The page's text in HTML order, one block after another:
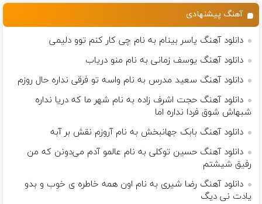
آهنگ پیشنهادی
دانلود آهنگ یاسر بینام به نام چی کار کنم توو دلیمی
دانلود آهنگ یوسف زمانی به نام منو دریاب
دانلود آهنگ سعید مدرس به نام واسه تو فرقی نداره حال روزم
دانلود آهنگ حجت اشرف زاده به نام شهر ما که دریا نداره
شبهاش شوق فردا نداره اما
دانلود آهنگ بابک جهانبخش به نام آروزم نقش بر آبه
دانلود آهنگ حسین توکلی به نام عالمو آدم می‌دونن که من
رفیق شیشتم
دانلود آهنگ رضا شیری به نام اون همه خاطره ی خوب و بدو
یادت نی دیگ